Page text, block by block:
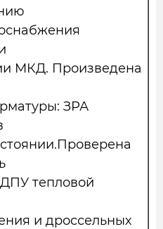
МКД. Произведена
ЗРА
тепловой
и дроссельных